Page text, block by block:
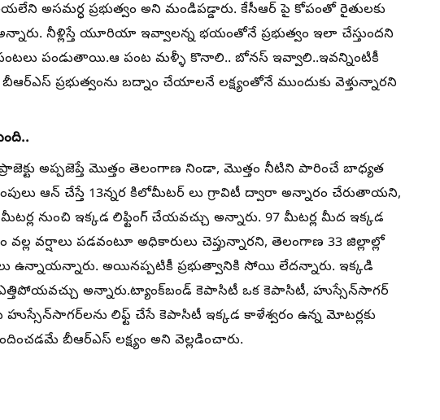
అసమర్ధ ప్రభుత్వం అని మండిపడ్డారు. కేసీఆర్ పై కోపంతో రైతులకు
అన్నారు. నీళ్లిస్తే యూరియా ఇవ్వాలన్న భయంతోనే ప్రభుత్వం ఇలా చేస్తుందని
పంటలు పండుతాయి.ఆ పంట మళ్ళీ కొనాలి.. బోనస్ ఇవ్వాలి..ఇవన్నింటికీ
ప్రభుత్వంను బద్నాం చేయాలనే లక్ష్యంతోనే ముందుకు వెళ్తున్నారని
అప్పజెప్తే మొత్తం తెలంగాణ నిండా, మొత్తం నీటిని పారించే బాధ్యత
ఆన్ చేస్తే 13న్నర కిలోమీటర్ లు గ్రావిటీ ద్వారా అన్నారం చేరుతాయని,
నుంచి ఇక్కడ లిఫ్టింగ్ చేయవచ్చు అన్నారు. 97 మీటర్ల మీద ఇక్కడ
వర్షాలు పడవంటూ అధికారులు చెప్తున్నారని, తెలంగాణ 33 జిల్లాల్లో
ఉన్నాయన్నారు. అయినప్పటికీ ప్రభుత్వానికి సోయి లేదన్నారు. ఇక్కడి
ఎత్తిపోయవచ్చు అన్నారు.ట్యాంక్‌బండ్ కెపాసిటీ ఒక కెపాసిటీ, హుస్సేన్‌సాగర్
లిఫ్ట్ చేసే కెపాసిటీ ఇక్కడ కాళేశ్వరం ఉన్న మోటర్లకు
బీఆర్ఎస్ లక్ష్యం అని వెల్లడించారు.